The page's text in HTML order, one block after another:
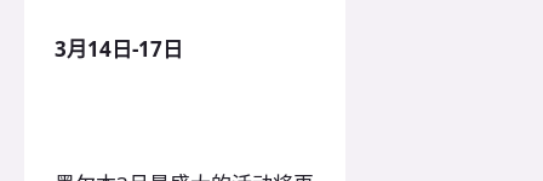
3月14日-17日